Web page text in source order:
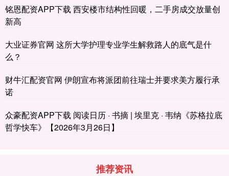
铭恩配资APP下载 西安楼市结构性回暖，二手房成交放量创
新高
大业证券官网 这所大学护理专业学生解救路人的底气是什
么？
财牛汇配资官网 伊朗宣布将派团前往瑞士并要求美方履行承
诺
众豪配资APP下载 阅读日历 · 书摘 | 埃里克 · 韦纳《苏格拉底
哲学快车》【2026年3月26日】
推荐资讯